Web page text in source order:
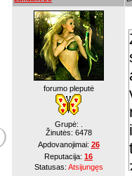
forumo pleputė
Grupė: .
Žinutės: 6478
Apdovanojimai: 26
Reputacija: 16
Statusas: Atsijungęs